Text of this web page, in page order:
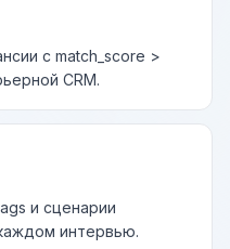
с match_score >
CRM.
и сценарии
интервью.